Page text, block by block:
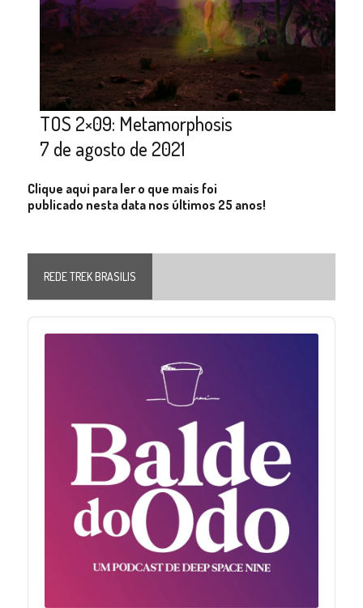
TOS 2×09: Metamorphosis
7 de agosto de 2021
Clique aqui para ler o que mais foi
publicado nesta data nos últimos 25 anos!
REDE TREK BRASILIS
Audio
Player